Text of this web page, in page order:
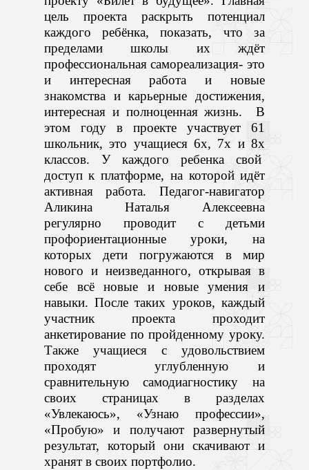
цель проекта раскрыть потенциал
каждого ребёнка, показать, что за
пределами школы их ждёт
профессиональная самореализация- это
и интересная работа и новые
знакомства и карьерные достижения,
интересная и полноценная жизнь. В
этом году в проекте участвует 61
школьник, это учащиеся 6х, 7х и 8х
классов. У каждого ребенка свой
доступ к платформе, на которой идёт
активная работа. Педагог-навигатор
Аликина Наталья Алексеевна
регулярно проводит с детьми
профориентационные уроки, на
которых дети погружаются в мир
нового и неизведанного, открывая в
себе всё новые и новые умения и
навыки. После таких уроков, каждый
участник проекта проходит
анкетирование по пройденному уроку.
Также учащиеся с удовольствием
проходят углубленную и
сравнительную самодиагностику на
своих страницах в разделах
«Увлекаюсь», «Узнаю профессии»,
«Пробую» и получают развернутый
результат, который они скачивают и
хранят в своих портфолио.